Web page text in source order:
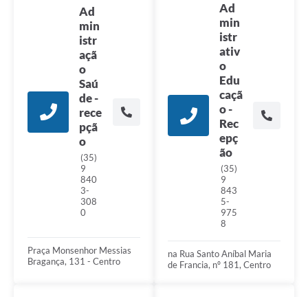
Ad
min
istr
açã
o
Saú
de -
rece
pçã
o
(35)
9
840
3-
308
0
Praça Monsenhor Messias
Bragança, 131 - Centro
Ad
min
istr
ativ
o
Edu
caçã
o -
Rec
epç
ão
(35)
9
843
5-
975
8
na Rua Santo Aníbal Maria
de Francia, nº 181, Centro